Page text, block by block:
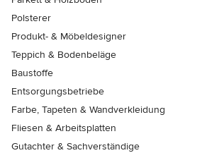
Polsterer
Produkt- & Möbeldesigner
Teppich & Bodenbeläge
Baustoffe
Entsorgungsbetriebe
Farbe, Tapeten & Wandverkleidung
Fliesen & Arbeitsplatten
Gutachter & Sachverständige